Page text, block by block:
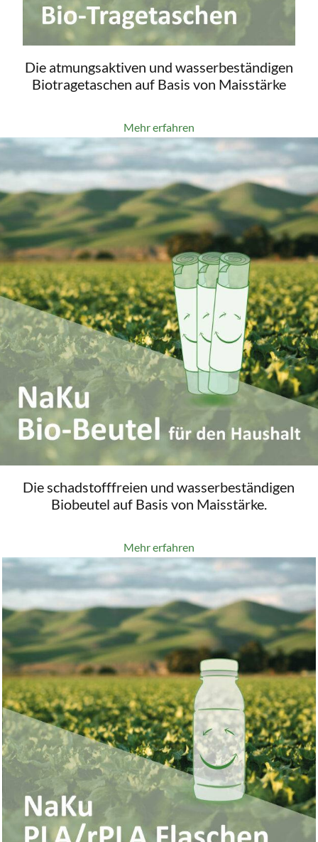
Die atmungsaktiven und wasserbeständigen
Biotragetaschen auf Basis von Maisstärke
Mehr erfahren
Die schadstofffreien und wasserbeständigen
Biobeutel auf Basis von Maisstärke.
Mehr erfahren